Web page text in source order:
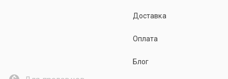
Доставка
Оплата
Блог